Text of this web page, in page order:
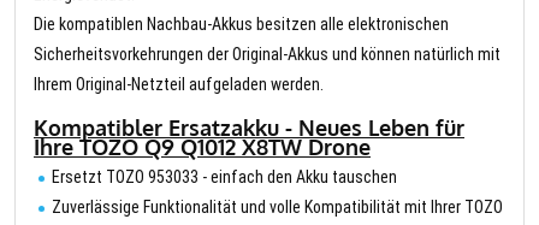
Die kompatiblen Nachbau-Akkus besitzen alle elektronischen
Sicherheitsvorkehrungen der Original-Akkus und können natürlich mit
Ihrem Original-Netzteil aufgeladen werden.
Kompatibler Ersatzakku - Neues Leben für
Ihre TOZO Q9 Q1012 X8TW Drone
Ersetzt TOZO 953033 - einfach den Akku tauschen
Zuverlässige Funktionalität und volle Kompatibilität mit Ihrer TOZO